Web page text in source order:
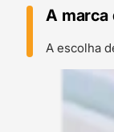
A marca
A escolha